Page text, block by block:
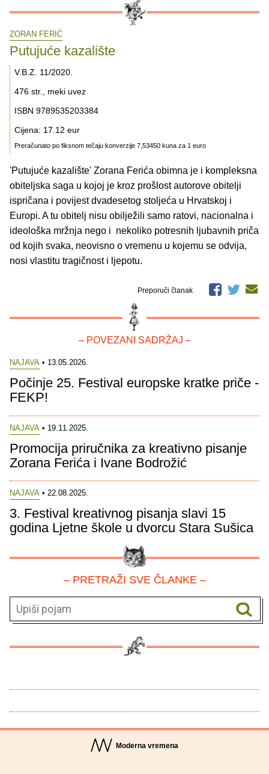
ZORAN FERIĆ
Putujuće kazalište
V.B.Z. 11/2020.
476 str., meki uvez
ISBN 9789535203384
Cijena: 17.12 eur
Preračunato po fiksnom tečaju konverzije 7,53450 kuna za 1 euro
'Putujuće kazalište' Zorana Ferića obimna je i kompleksna
obiteljska saga u kojoj je kroz prošlost autorove obitelji
ispričana i povijest dvadesetog stoljeća u Hrvatskoj i
Europi. A tu obitelj nisu obilježili samo ratovi, nacionalna i
ideološka mržnja nego i nekoliko potresnih ljubavnih priča
od kojih svaka, neovisno o vremenu u kojemu se odvija,
nosi vlastitu tragičnost i ljepotu.
Preporuči članak
– POVEZANI SADRŽAJ –
NAJAVA • 13.05.2026.
Počinje 25. Festival europske kratke priče -
FEKP!
NAJAVA • 19.11.2025.
Promocija priručnika za kreativno pisanje
Zorana Ferića i Ivane Bodrožić
NAJAVA • 22.08.2025.
3. Festival kreativnog pisanja slavi 15
godina Ljetne škole u dvorcu Stara Sušica
– PRETRAŽI SVE ČLANKE –
Moderna vremena